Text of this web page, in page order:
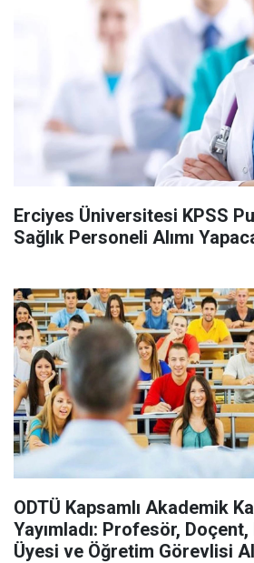
Erciyes Üniversitesi KPSS
Sağlık Personeli Alımı
ODTÜ Kapsamlı Akademik
Yayımladı: Profesör,
Üyesi ve Öğretim Görevlisi